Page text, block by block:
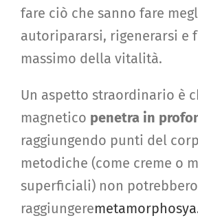
fare ciò che sanno fare
autoripararsi, rigenerarsi e
massimo della vitalità.
Un aspetto straordinario è
magnetico penetra in
raggiungendo punti del
metodiche (come creme o
superficiali) non
raggiungere